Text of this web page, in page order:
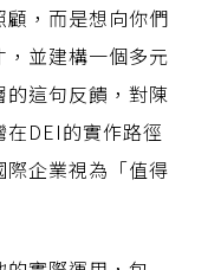
顧，而是想向你們
並建構一個多元
的這句反饋，對陳
DEI的實作路徑
企業視為「值得